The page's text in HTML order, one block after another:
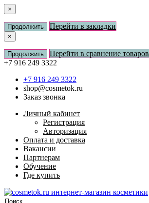
×
Продолжить Перейти в закладки
×
Продолжить
Перейти в сравнение товаров
+7 916 249 3322
+7 916 249 3322
shop@cosmetok.ru
Заказ звонка
Личный кабинет
Регистрация
Авторизация
Оплата и доставка
Вакансии
Партнерам
Обучение
Где купить